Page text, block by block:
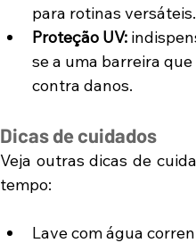
para rotinas versáteis.
Proteção UV:
se a uma barreira
contra danos.
Dicas de cuidados
Veja outras dicas de
tempo:
Lave com água